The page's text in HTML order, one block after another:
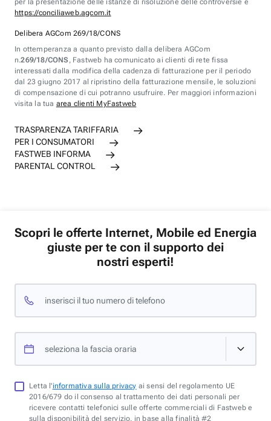
per la presentazione delle istanze di risoluzione delle controversie è
https://conciliaweb.agcom.it
Delibera AGCom 269/18/CONS
In ottemperanza a quanto previsto dalla delibera AGCom
n.269/18/CONS , Fastweb ha comunicato ai clienti di rete fissa
interessati dalla modifica della cadenza di fatturazione per il periodo
dal 23 giugno 2017 al ripristino della fatturazione mensile, le soluzioni
di compensazione di cui potranno usufruire. Per maggiori informazioni
visita la tua area clienti MyFastweb
TRASPARENZA TARIFFARIA
PER I CONSUMATORI
FASTWEB INFORMA
PARENTAL CONTROL
Scopri le offerte Internet, Mobile ed Energia
giuste per te con il supporto dei
nostri esperti!
inserisci il tuo numero di telefono
seleziona la fascia oraria
Letta l'informativa sulla privacy ai sensi del regolamento UE
2016/679 do il consenso al trattamento dei dati personali per
ricevere contatti telefonici sulle offerte commerciali di Fastweb e
sulla disponibilità del servizio, in base alla finalità #2